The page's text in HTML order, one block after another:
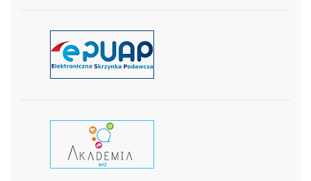
czytaj więcej